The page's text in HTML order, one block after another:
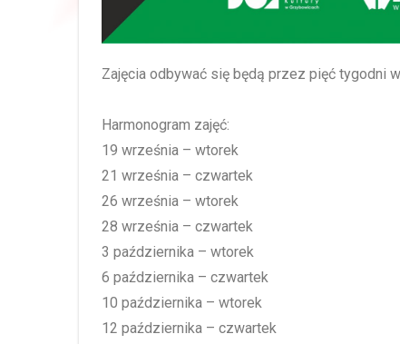
Zajęcia odbywać się będą przez pięć tygodni
Harmonogram zajęć:
19 września – wtorek
21 września – czwartek
26 września – wtorek
28 września – czwartek
3 października – wtorek
6 października – czwartek
10 października – wtorek
12 października – czwartek